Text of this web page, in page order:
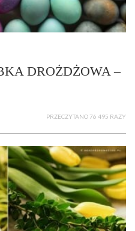
DROŻDŻOWA –
PRZECZYTANO 76 495 RAZY